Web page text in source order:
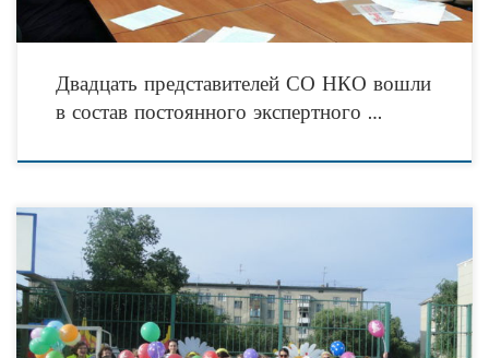
Двадцать представителей СО НКО вошли
в состав постоянного экспертного …
1 июня 2017г. на базе ГКУ СО «Волгоградский областной центр психолого-
педагогической помощи населению» было проведено мероприятие,